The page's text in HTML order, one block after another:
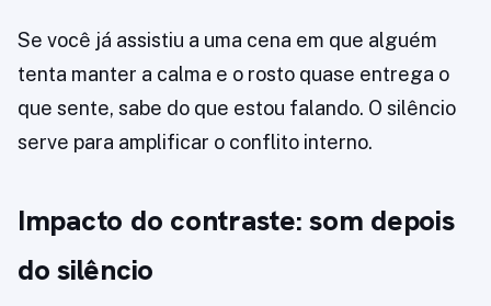
Se você já assistiu a uma cena em que alguém
tenta manter a calma e o rosto quase entrega o
que sente, sabe do que estou falando. O silêncio
serve para amplificar o conflito interno.
Impacto do contraste: som depois
do silêncio